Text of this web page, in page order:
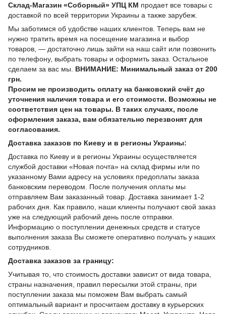
Склад-Магазин «Соборный» УПЦ КМ продает все товары с
доставкой по всей территории Украины а также зарубеж.
Мы заботимся об удобстве наших клиентов. Теперь вам не
нужно тратить время на посещение магазина и выбор
товаров, — достаточно лишь зайти на наш сайт или позвонить
по телефону, выбрать товары и оформить заказ. Остальное
сделаем за вас мы. ВНИМАНИЕ: Минимальный заказ от 200
грн.
Просим не производить оплату на банковский счёт до
уточнения наличия товара и его стоимости. Возможны не
соответствия цен на товары. В таких случаях, после
оформления заказа, вам обязательно перезвонят для
согласования.
Доставка заказов по Киеву и в регионы Украины:
Доставка по Киеву и в регионы Украины осуществляется
службой доставки «Новая почта» на склад фирмы или по
указанному Вами адресу на условиях предоплаты заказа
банковским переводом. После получения оплаты мы
отправляем Вам заказанный товар. Доставка занимает 1-2
рабочих дня. Как правило, наши клиенты получают свой заказ
уже на следующий рабочий день после отправки.
Информацию о поступлении денежных средств и статусе
выполнения заказа Вы сможете оперативно получать у наших
сотрудников.
Доставка заказов за границу:
Учитывая то, что стоимость доставки зависит от вида товара,
страны назначения, правил пересылки этой страны, при
поступлении заказа мы поможем Вам выбрать самый
оптимальный вариант и просчитаем доставку в курьерских